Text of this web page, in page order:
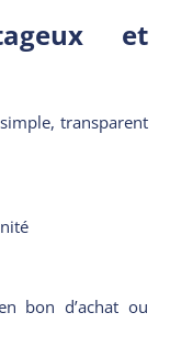
et
transparent
bon d’achat ou